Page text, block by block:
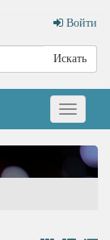
Войти
Искать
Меню